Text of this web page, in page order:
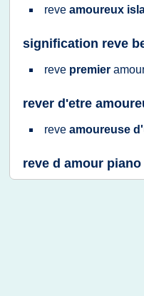
reve amoureux
signification reve
reve premier
rever d'etre
reve amoureuse
reve d amour piano